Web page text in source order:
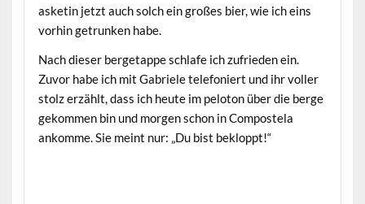
asketin jetzt auch solch ein großes bier, wie ich eins
vorhin getrunken habe.
Nach dieser bergetappe schlafe ich zufrieden ein.
Zuvor habe ich mit Gabriele telefoniert und ihr voller
stolz erzählt, dass ich heute im peloton über die berge
gekommen bin und morgen schon in Compostela
ankomme. Sie meint nur: „Du bist bekloppt!“